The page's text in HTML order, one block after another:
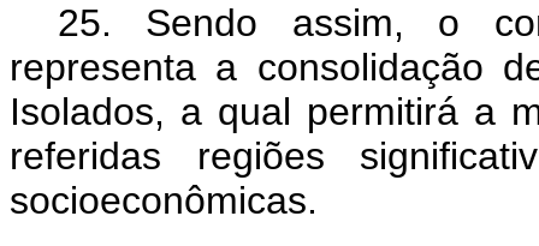
25. Sendo assim, o
representa a consolidação
Isolados, a qual permitirá a
referidas regiões
socioeconômicas.